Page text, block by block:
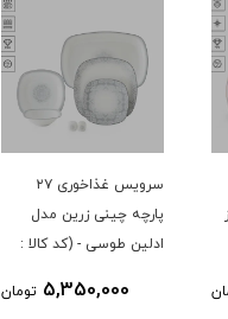
سرویس غذاخوری ۲۷
پارچه چینی زرین مدل
ادلین طوسی - (کد کالا :
5,350,000 تومان